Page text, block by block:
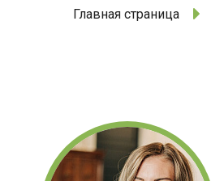
Главная страница